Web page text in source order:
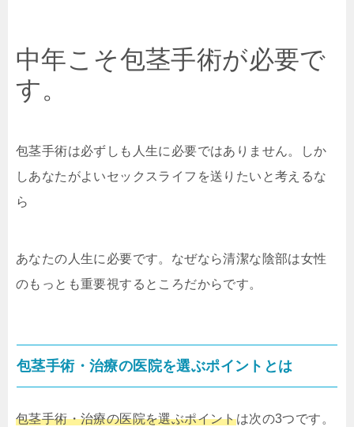
中年こそ包茎手術が必要で
す。
包茎手術は必ずしも人生に必要ではありません。しか
しあなたがよいセックスライフを送りたいと考えるな
ら
あなたの人生に必要です。なぜなら清潔な陰部は女性
のもっとも重要視するところだからです。
包茎手術・治療の医院を選ぶポイントとは
包茎手術・治療の医院を選ぶポイントは次の3つです。